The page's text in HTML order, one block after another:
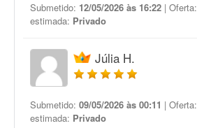
Submetido: 12/05/2026 às 16:22 | Oferta:
estimada: Privado
Júlia H.
Submetido: 09/05/2026 às 00:11 | Oferta:
estimada: Privado